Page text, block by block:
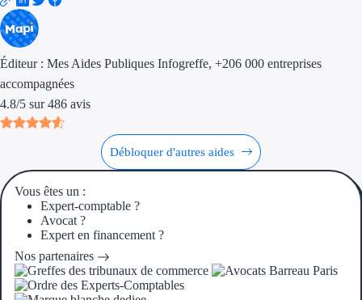
Éditeur : Mes Aides Publiques Infogreffe, +206 000 entreprises
accompagnées
4.8/5 sur 486 avis
Débloquer d'autres aides
Vous êtes un :
Expert-comptable ?
Avocat ?
Expert en financement ?
Nos partenaires